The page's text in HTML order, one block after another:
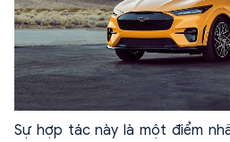
Sự hợp tác này là một điểm